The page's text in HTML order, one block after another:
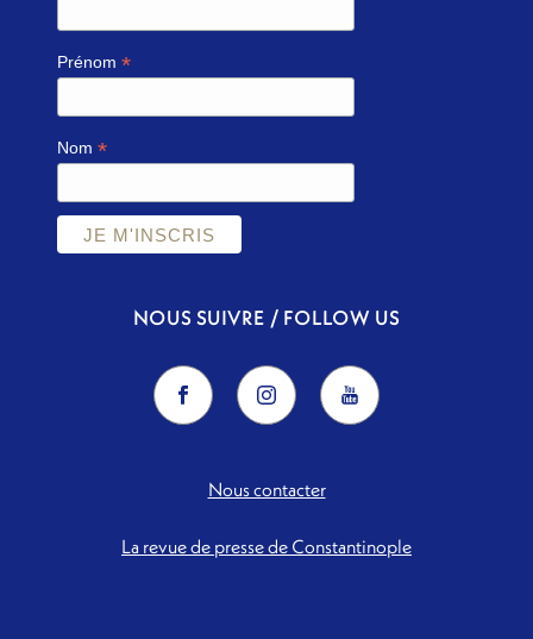
Prénom*
Nom*
NOUS SUIVRE / FOLLOW US
Nous contacter
La revue de presse de Constantinople